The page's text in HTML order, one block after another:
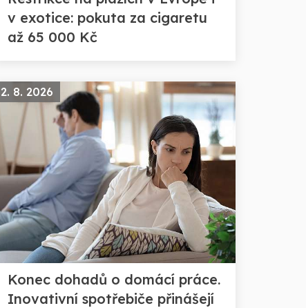
v exotice: pokuta za cigaretu
až 65 000 Kč
2. 8. 2026
Konec dohadů o domácí práce.
Inovativní spotřebiče přinášejí